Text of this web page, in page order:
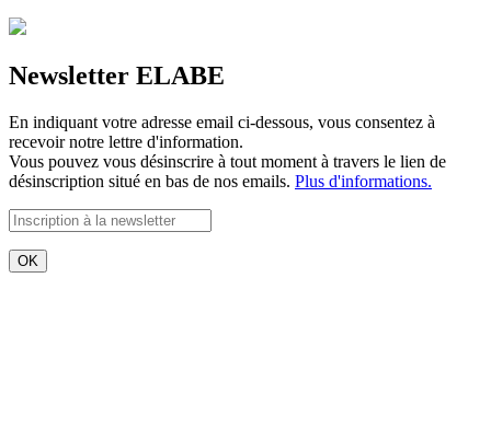
Newsletter ELABE
En indiquant votre adresse email ci-dessous, vous consentez à
recevoir notre lettre d'information.
Vous pouvez vous désinscrire à tout moment à travers le lien de
désinscription situé en bas de nos emails. Plus d'informations.